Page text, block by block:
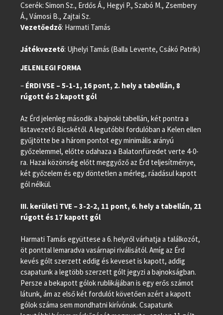
Cserék: Simon Sz., Erdős Á., Hegyi P., Szabó M., Zsembery
Á., Vámosi B., Zajtai Sz.
Vezetőedző: Harmati Tamás
Játékvezető: Ujhelyi Tamás (Balla Levente, Csákó Patrik)
JELENLEGI FORMA
– ÉRDI VSE – 5-1-1, 16 pont, 2. hely a tabellán, 8
rúgott és 2 kapott gól
Az Érd jelenleg második a bajnoki tabellán, két pontra a
listavezető Bicskétől. A legutóbbi fordulóban a Kelen ellen
gyűjtötte be a három pontot egy minimális arányú
győzelemmel, előtte odahaza a Balatonfüredet verte 4-0-
ra. Hazai közönség előtt meggyőző az Érd teljesítménye,
két győzelem és egy döntetlen a mérleg, ráadásul kapott
gól nélkül.
III. kerületi TVE – 3-2-2, 11 pont, 6. hely a tabellán, 21
rúgott és 17 kapott gól
Harmati Tamás együttese a 6. helyről várhatja a találkozót,
öt ponttal lemaradva vasárnapi riválisától. Amíg az Érd
kevés gólt szerzett eddig és keveset is kapott, addig
csapatunk a legtöbb szerzett gólt jegyzi a bajnokságban.
Persze a bekapott gólok rublikájában is egy erős számot
látunk, ám az első két fordulót követően azért a kapott
gólok száma sem mondhatni kirívónak. Csapatunk